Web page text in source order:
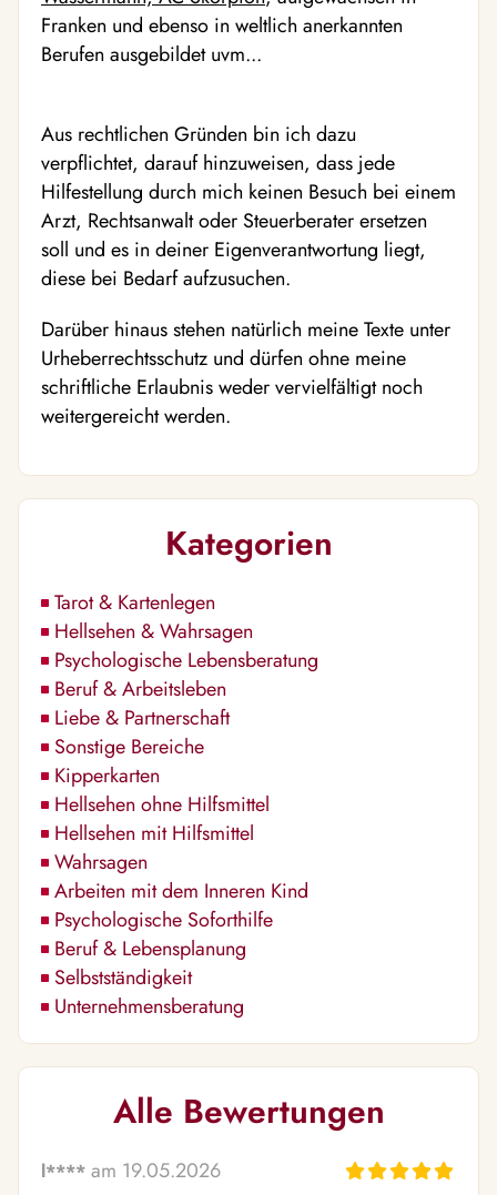
Franken und ebenso in weltlich anerkannten
Berufen ausgebildet uvm...
Aus rechtlichen Gründen bin ich dazu
verpflichtet, darauf hinzuweisen, dass jede
Hilfestellung durch mich keinen Besuch bei einem
Arzt, Rechtsanwalt oder Steuerberater ersetzen
soll und es in deiner Eigenverantwortung liegt,
diese bei Bedarf aufzusuchen.
Darüber hinaus stehen natürlich meine Texte unter
Urheberrechtsschutz und dürfen ohne meine
schriftliche Erlaubnis weder vervielfältigt noch
weitergereicht werden.
Kategorien
Tarot & Kartenlegen
Hellsehen & Wahrsagen
Psychologische Lebensberatung
Beruf & Arbeitsleben
Liebe & Partnerschaft
Sonstige Bereiche
Kipperkarten
Hellsehen ohne Hilfsmittel
Hellsehen mit Hilfsmittel
Wahrsagen
Arbeiten mit dem Inneren Kind
Psychologische Soforthilfe
Beruf & Lebensplanung
Selbstständigkeit
Unternehmensberatung
Alle Bewertungen
l**** am 19.05.2026